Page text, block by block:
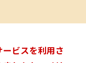
ビスを利用さ